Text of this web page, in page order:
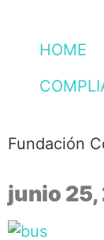
HOME
Fundación
junio 25,